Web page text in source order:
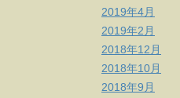
2019年4月
2019年2月
2018年12月
2018年10月
2018年9月